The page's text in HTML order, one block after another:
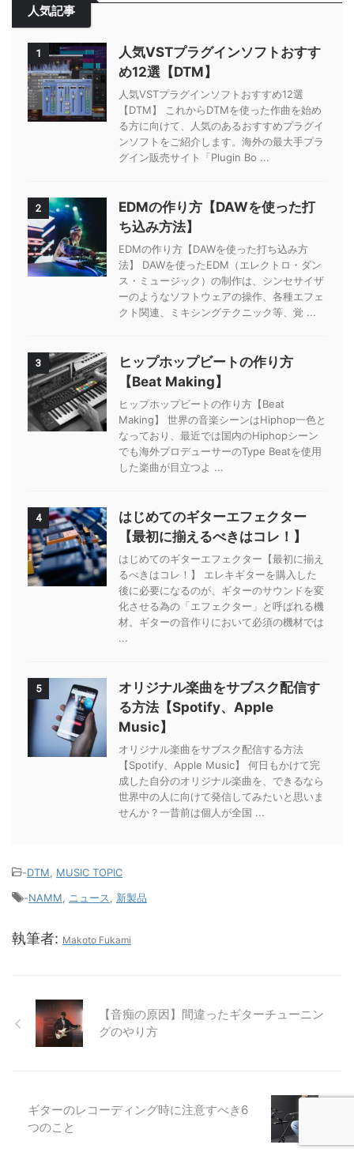
人気記事
1
人気VSTプラグインソフトおすす
め12選【DTM】
人気VSTプラグインソフトおすすめ12選
【DTM】 これからDTMを使った作曲を始め
る方に向けて、人気のあるおすすめプラグイ
ンソフトをご紹介します。海外の最大手プラ
グイン販売サイト「Plugin Bo ...
2
EDMの作り方【DAWを使った打
ち込み方法】
EDMの作り方【DAWを使った打ち込み方
法】 DAWを使ったEDM（エレクトロ・ダン
ス・ミュージック）の制作は、シンセサイザ
ーのようなソフトウェアの操作、各種エフェ
クト関連、ミキシングテクニック等、覚 ...
3
ヒップホップビートの作り方
【Beat Making】
ヒップホップビートの作り方【Beat
Making】 世界の音楽シーンはHiphop一色と
なっており、最近では国内のHiphopシーン
でも海外プロデューサーのType Beatを使用
した楽曲が目立つよ ...
4
はじめてのギターエフェクター
【最初に揃えるべきはコレ！】
はじめてのギターエフェクター【最初に揃え
るべきはコレ！】 エレキギターを購入した
後に必要になるのが、ギターのサウンドを変
化させる為の「エフェクター」と呼ばれる機
材。ギターの音作りにおいて必須の機材では
...
5
オリジナル楽曲をサブスク配信す
る方法【Spotify、Apple
Music】
オリジナル楽曲をサブスク配信する方法
【Spotify、Apple Music】 何日もかけて完
成した自分のオリジナル楽曲を、できるなら
世界中の人に向けて発信してみたいと思いま
せんか？一昔前は個人が全国 ...
-DTM, MUSIC TOPIC
-NAMM, ニュース, 新製品
執筆者: Makoto Fukami
【音痴の原因】間違ったギターチューニン
グのやり方
ギターのレコーディング時に注意すべき6
つのこと